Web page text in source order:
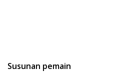
Susunan pemain